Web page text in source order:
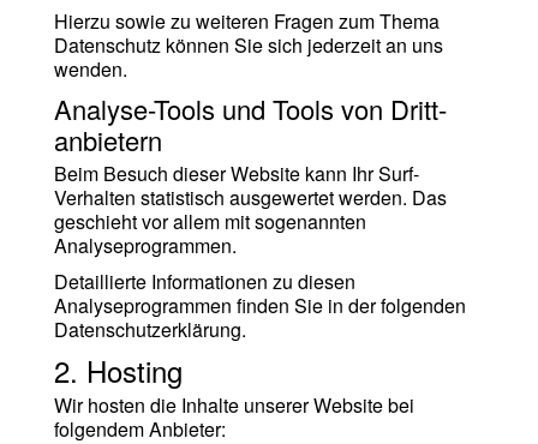
Hierzu sowie zu weiteren Fragen zum Thema
Datenschutz können Sie sich jederzeit an uns
wenden.
Analyse-Tools und Tools von Dritt­
anbietern
Beim Besuch dieser Website kann Ihr Surf-
Verhalten statistisch ausgewertet werden. Das
geschieht vor allem mit sogenannten
Analyseprogrammen.
Detaillierte Informationen zu diesen
Analyseprogrammen finden Sie in der folgenden
Datenschutzerklärung.
2. Hosting
Wir hosten die Inhalte unserer Website bei
folgendem Anbieter: